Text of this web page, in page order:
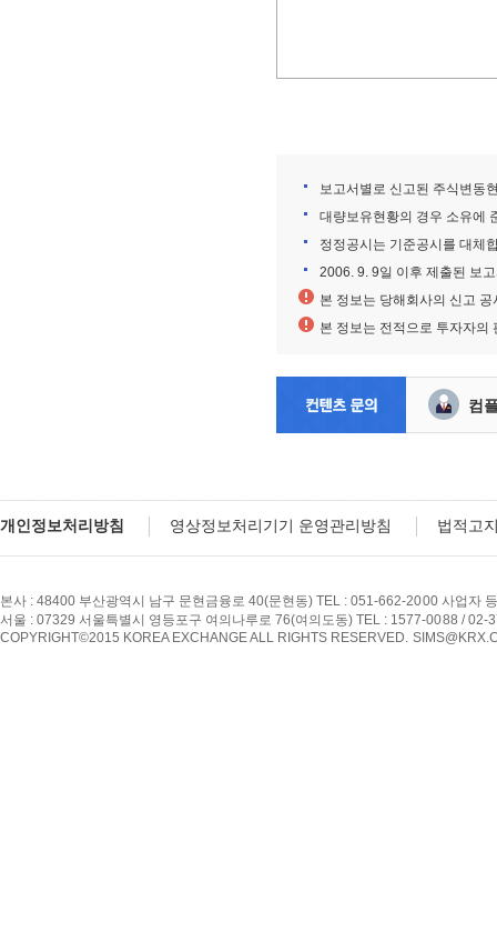
보고서별로 신고된 주식변동
대량보유현황의 경우 소유에
정정공시는 기준공시를 대체
2006. 9. 9일 이후 제출된 보
본 정보는 당해회사의 신고
본 정보는 전적으로 투자자의
컴
개인정보처리방침 영상정보처리기기 운영관리방침 법적고
본사 : 48400 부산광역시 남구 문현금융로 40(문현동) TEL : 051-662-2000 사업자
서울 : 07329 서울특별시 영등포구 여의나루로 76(여의도동) TEL : 1577-0088 /
COPYRIGHT©2015 KOREA EXCHANGE ALL RIGHTS RESERVED.